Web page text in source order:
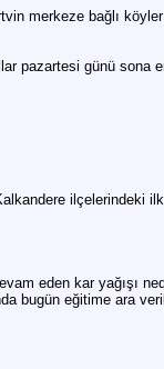
merkeze bağlı
pazartesi günü sona
ilçelerindeki
eden kar yağışı
bugün eğitime ara